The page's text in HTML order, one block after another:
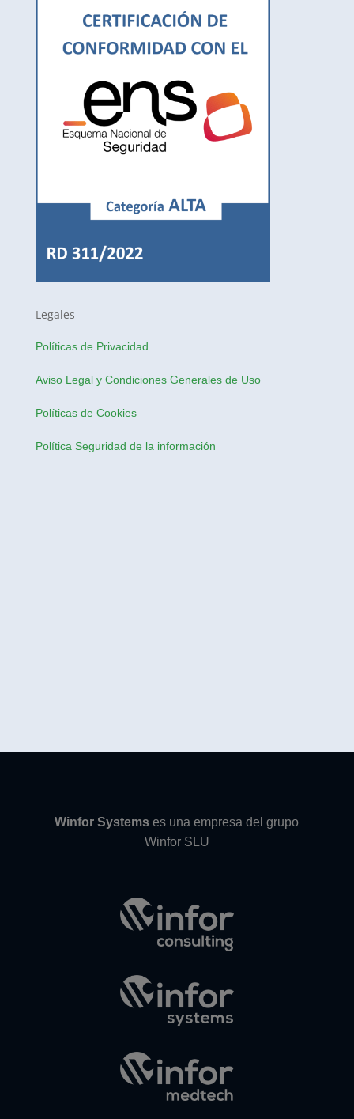
Legales
Políticas de Privacidad
Aviso Legal y Condiciones Generales de Uso
Políticas de Cookies
Política Seguridad de la información
Winfor Systems es una empresa del grupo
Winfor SLU